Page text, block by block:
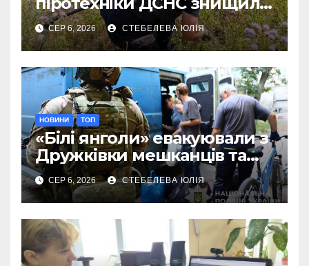
18 вибухонебезпечних
предметів
СЕР 6, 2026 СТЕБЕЛЕВА ЮЛІЯ
НОВИНИ ТОП
«Білі янголи» евакуювали з
Дружківки мешканців та
їхніх домашніх улюбленців
СЕР 6, 2026 СТЕБЕЛЕВА ЮЛІЯ